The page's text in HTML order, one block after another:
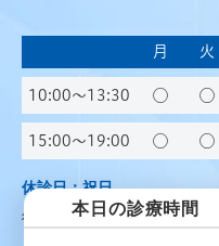
本日の診療時間
月 火
10:00〜13:30 ◯ ◯
15:00～19:00 ◯ ◯
休診日：祝日
循環器内科 毎週土曜日午前